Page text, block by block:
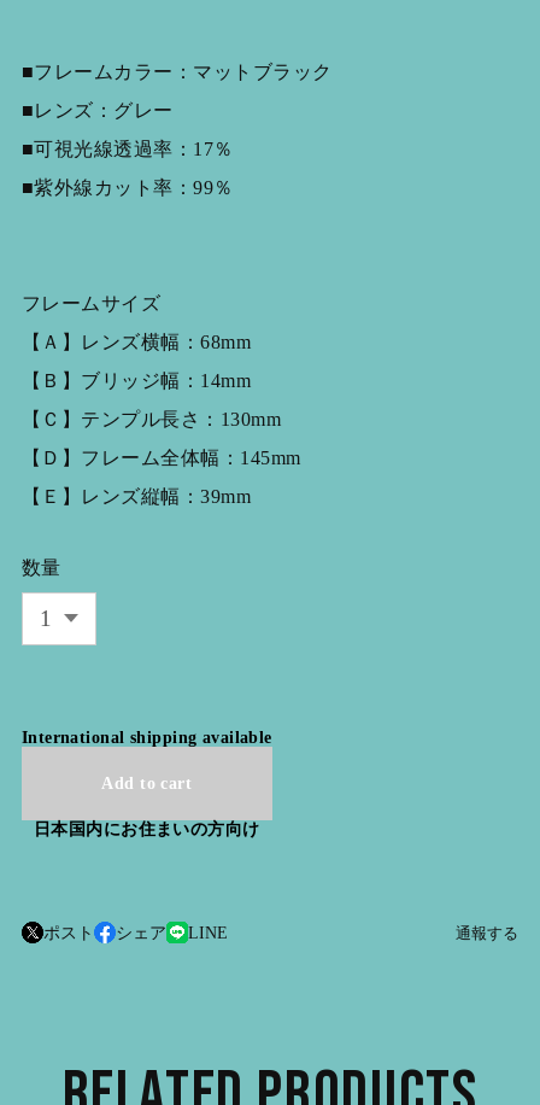
■フレームカラー：マットブラック
■レンズ：グレー
■可視光線透過率：17％
■紫外線カット率：99％
フレームサイズ
【Ａ】レンズ横幅：68mm
【Ｂ】ブリッジ幅：14mm
【Ｃ】テンプル長さ：130mm
【Ｄ】フレーム全体幅：145mm
【Ｅ】レンズ縦幅：39mm
数量
International shipping available
Add to cart
日本国内にお住まいの方向け
ポスト シェア LINE 通報する